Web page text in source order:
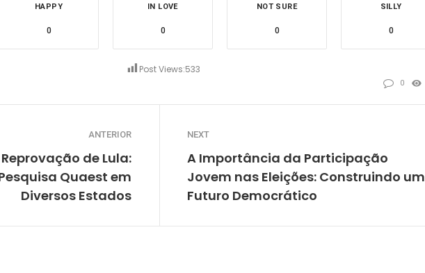
Post Views:533
HAPPY
0
IN LOVE
0
NOT SURE
0
SILLY
0
0
ANTERIOR
de Lula:
Quaest em
Diversos Estados
NEXT
A Importância da Participação
Jovem nas Eleições: Construindo um
Futuro Democrático